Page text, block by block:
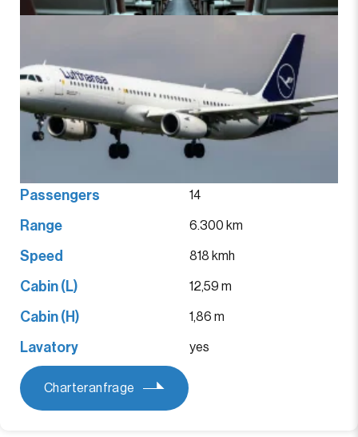
Passengers 14
Range 6.300 km
Speed 818 kmh
Cabin (L) 12,59 m
Cabin (H) 1,86 m
Lavatory yes
Charteranfrage